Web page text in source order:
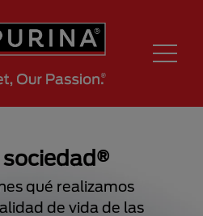
sociedad®
qué realizamos
de vida de las